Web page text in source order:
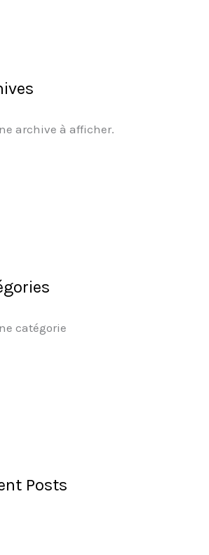
archive à afficher.
catégorie
Posts